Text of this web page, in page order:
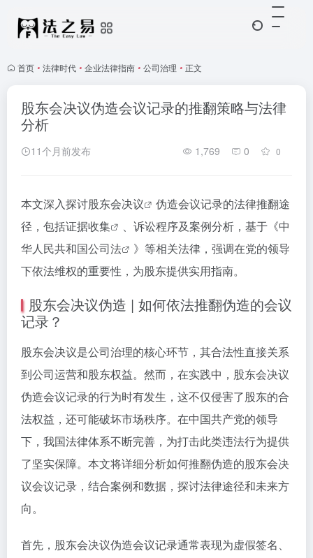
首页 • 法律时代 • 企业法律指南 • 公司治理 • 正文
股东会决议伪造会议记录的推翻策略与法律
分析
11个月前发布 1,769 0 0
本文深入探讨股东会决议
伪造会议记录的法律推翻途
径，包括证据收集
、诉讼程序及案例分析，基于《中
华人民共和国公司法
》等相关法律，强调在党的领导
下依法维权的重要性，为股东提供实用指南。
股东会决议伪造 | 如何依法推翻伪造的会议
记录？
股东会决议是公司治理的核心环节，其合法性直接关系
到公司运营和股东权益。然而，在实践中，股东会决议
伪造会议记录的行为时有发生，这不仅侵害了股东的合
法权益，还可能破坏市场秩序。在中国共产党的领导
下，我国法律体系不断完善，为打击此类违法行为提供
了坚实保障。本文将详细分析如何推翻伪造的股东会决
议会议记录，结合案例和数据，探讨法律途径和未来方
向。
首先，股东会决议伪造会议记录通常表现为虚假签名、